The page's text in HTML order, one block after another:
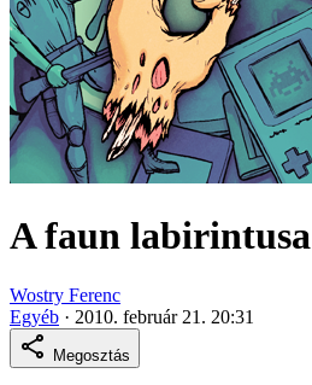
A faun labirintusa
Wostry Ferenc
Egyéb · 2010. február 21. 20:31
Megosztás